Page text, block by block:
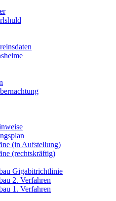
(in Aufstellung)
(rechtskräftig)
Gigabitrichtlinie
2. Verfahren
1. Verfahren